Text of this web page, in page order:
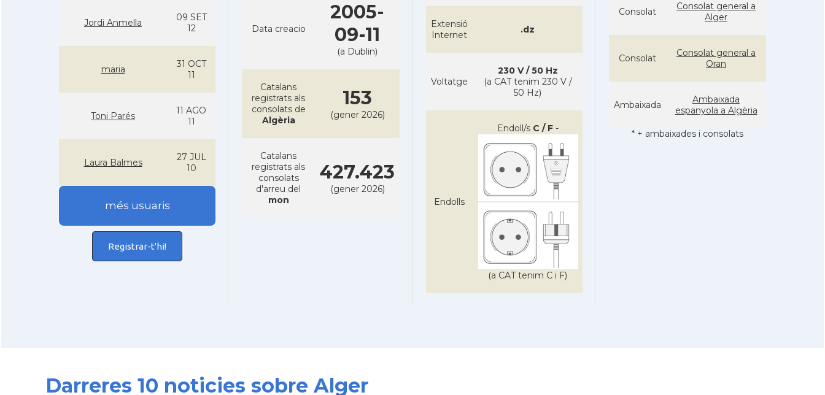
Jordi Anmella
09 SET
12
maria
31 OCT
11
Toni Parés
11 AGO
11
Laura Balmes
27 JUL
10
més usuaris
Registrar-t'hi!
Data creacio
2005-
09-11
(a Dublin)
Catalans
registrats als
consolats de
Algèria
153
(gener 2026)
Catalans
registrats als
consolats
d'arreu del
mon
427.423
(gener 2026)
Extensió
Internet
.dz
Voltatge
230 V / 50 Hz
(a CAT tenim 230 V /
50 Hz)
Endolls
Endoll/s C / F-
(a CAT tenim C i F)
Consolat
Consolat general a
Alger
Consolat
Consolat general a
Oran
Ambaixada
Ambaixada
espanyola a Algèria
* + ambaixades i consolats
Darreres 10 noticies sobre Alger